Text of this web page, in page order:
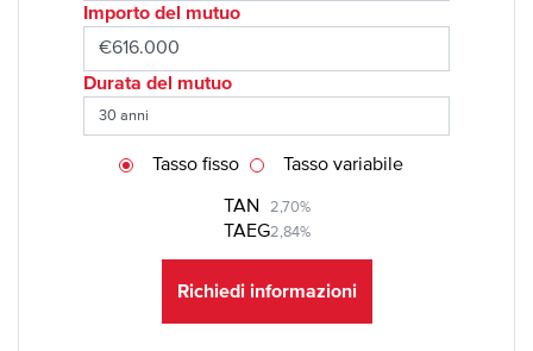
Importo del mutuo
Durata del mutuo
TAN 2,70%
TAEG2,84%
Tasso fisso Tasso variabile
Richiedi informazioni